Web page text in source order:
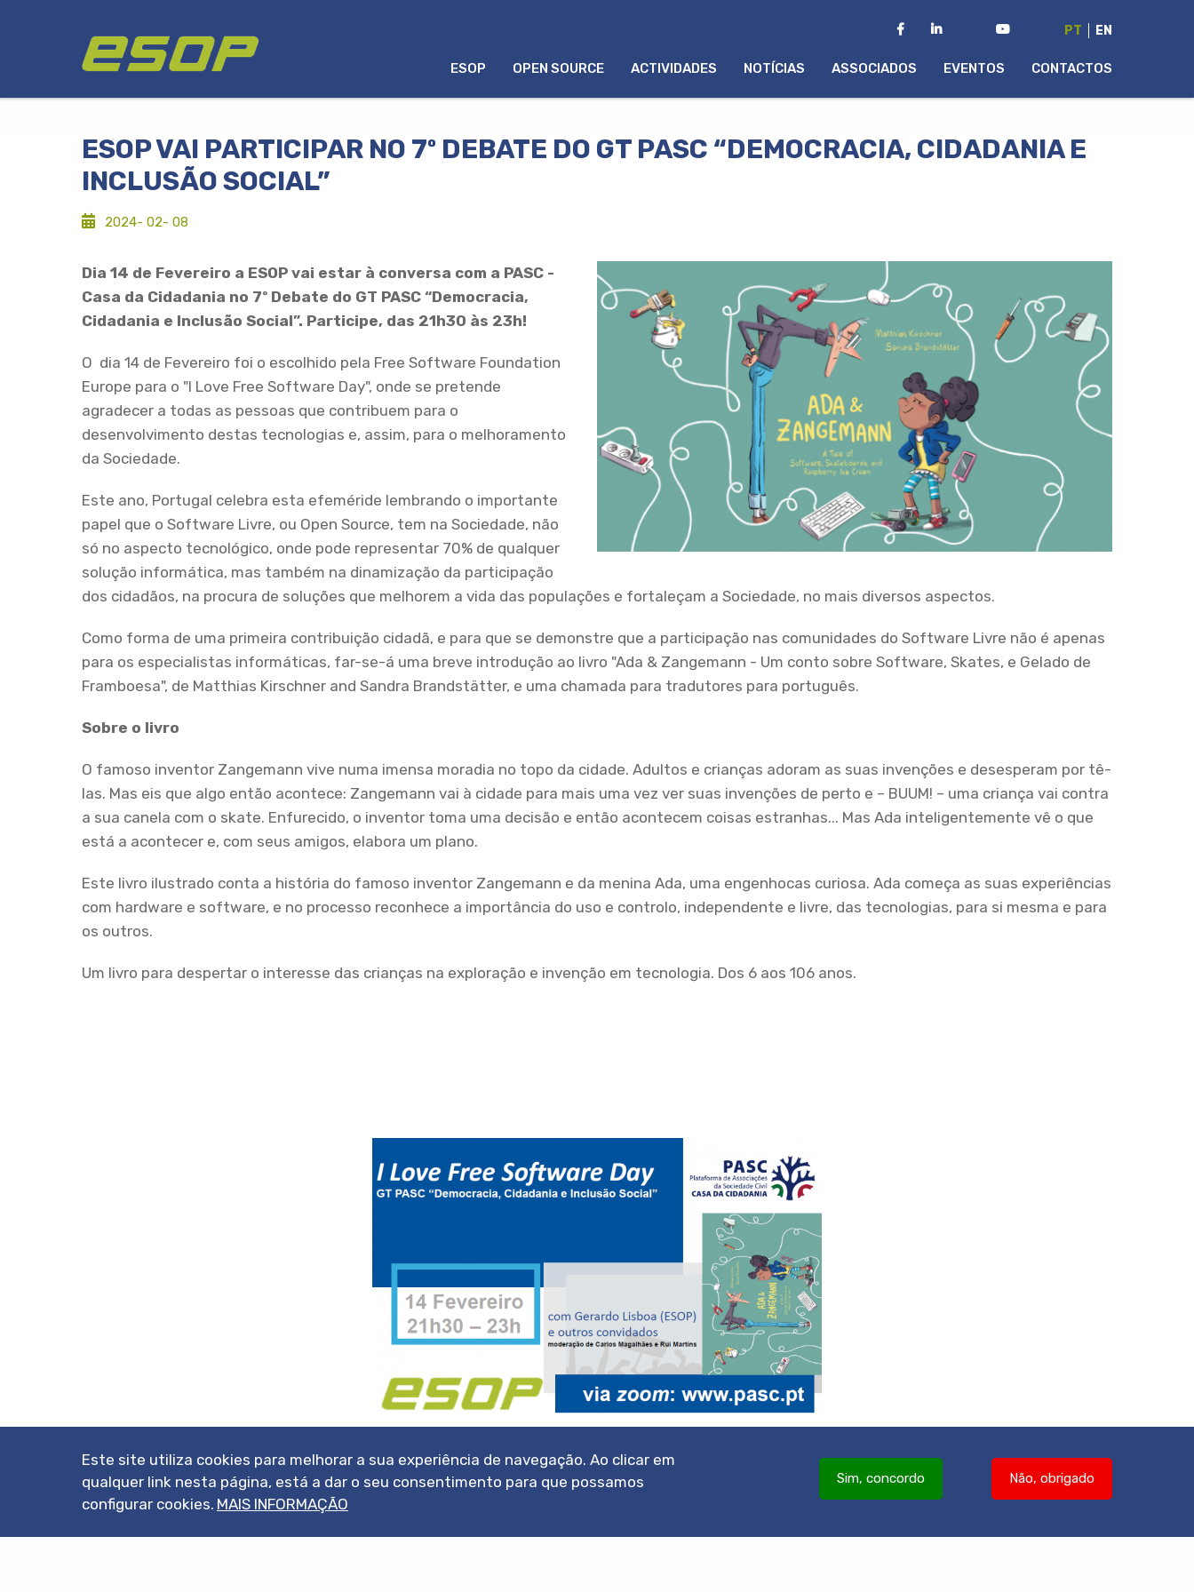
PT EN
MENU
PORTUGUÊS
ESOP OPEN SOURCE ACTIVIDADES NOTÍCIAS ASSOCIADOS EVENTOS CONTACTOS
ESOP VAI PARTICIPAR NO 7º DEBATE DO GT PASC “DEMOCRACIA, CIDADANIA E
INCLUSÃO SOCIAL”
2024- 02- 08
Dia 14 de Fevereiro a ESOP vai estar à conversa com a PASC -
Casa da Cidadania no 7º Debate do GT PASC “Democracia,
Cidadania e Inclusão Social”. Participe, das 21h30 às 23h!
O dia 14 de Fevereiro foi o escolhido pela Free Software Foundation
Europe para o "I Love Free Software Day", onde se pretende
agradecer a todas as pessoas que contribuem para o
desenvolvimento destas tecnologias e, assim, para o melhoramento
da Sociedade.
Este ano, Portugal celebra esta efeméride lembrando o importante
papel que o Software Livre, ou Open Source, tem na Sociedade, não
só no aspecto tecnológico, onde pode representar 70% de qualquer
solução informática, mas também na dinamização da participação
dos cidadãos, na procura de soluções que melhorem a vida das populações e fortaleçam a Sociedade, no mais diversos aspectos.
Como forma de uma primeira contribuição cidadã, e para que se demonstre que a participação nas comunidades do Software Livre não é apenas
para os especialistas informáticas, far-se-á uma breve introdução ao livro "Ada & Zangemann - Um conto sobre Software, Skates, e Gelado de
Framboesa", de Matthias Kirschner and Sandra Brandstätter, e uma chamada para tradutores para português.
Sobre o livro
O famoso inventor Zangemann vive numa imensa moradia no topo da cidade. Adultos e crianças adoram as suas invenções e desesperam por tê-
las. Mas eis que algo então acontece: Zangemann vai à cidade para mais uma vez ver suas invenções de perto e – BUUM! – uma criança vai contra
a sua canela com o skate. Enfurecido, o inventor toma uma decisão e então acontecem coisas estranhas... Mas Ada inteligentemente vê o que
está a acontecer e, com seus amigos, elabora um plano.
Este livro ilustrado conta a história do famoso inventor Zangemann e da menina Ada, uma engenhocas curiosa. Ada começa as suas experiências
com hardware e software, e no processo reconhece a importância do uso e controlo, independente e livre, das tecnologias, para si mesma e para
os outros.
Um livro para despertar o interesse das crianças na exploração e invenção em tecnologia. Dos 6 aos 106 anos.
Este site utiliza cookies para melhorar a sua experiência de navegação. Ao clicar em
qualquer link nesta página, está a dar o seu consentimento para que possamos
configurar cookies. MAIS INFORMAÇÃO
Não, obrigado
Sim, concordo